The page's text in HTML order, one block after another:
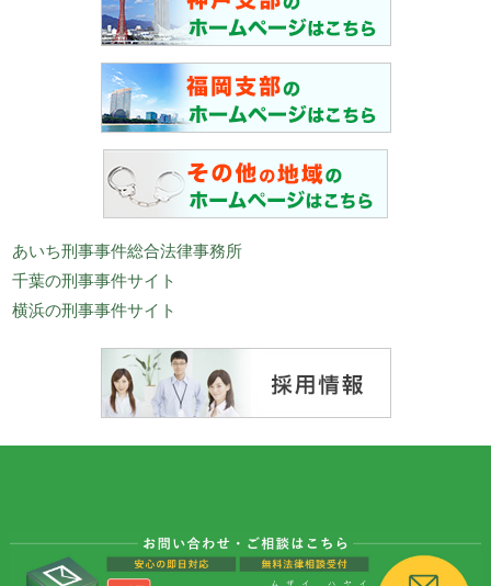
あいち刑事事件総合法律事務所
千葉の刑事事件サイト
横浜の刑事事件サイト